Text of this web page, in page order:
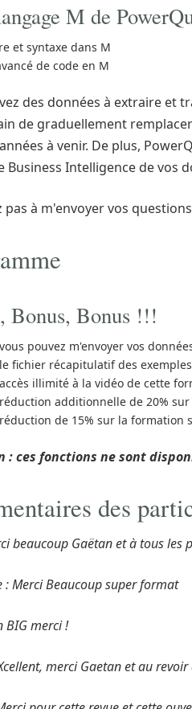
M de
et syntaxe dans M
de code en M
des données à extraire et
de graduellement
à venir. De plus,
Business Intelligence de vos
pas à m'envoyer vos
Bonus, Bonus !!!
pouvez m'envoyer vos
fichier récapitulatif des
illimité à la vidéo de cette
additionnelle de 20%
de 15% sur la
: ces fonctions ne sont
des
beaucoup Gaëtan et à tous
: Merci Beaucoup super format
BIG merci !
merci Gaetan et au